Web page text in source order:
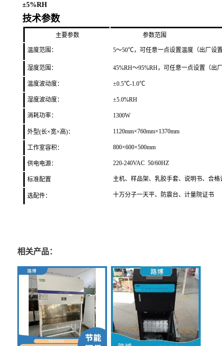
±5%RH
技术参数
主要参数 参数范围
温度范围： 5～50℃，可任意一点设置温度（出厂设
湿度范围： 45%RH～95%RH，可任意一点设置（出
温度波动度： ±0.5℃-1.0℃
湿度波动度： ±5.0%RH
消耗功率： 1300W
外型(长×宽×高)： 1120mm×760mm×1370mm
工作室容积： 800×600×500mm
供电电源： 220-240VAC 50/60HZ
标准配置 主机、样品架、乳胶手套、说明书、合格
选配件： 十万分子一天平、防震台、计量院证书
相关产品：